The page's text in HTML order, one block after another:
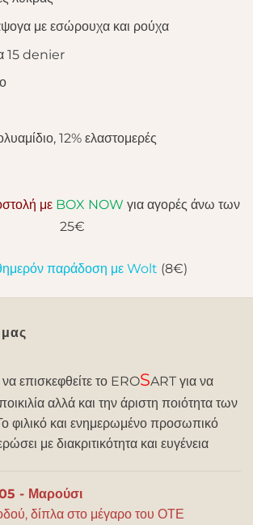
με εσώρουχα και ρούχα
15 denier
12% ελαστομερές
με BOX NOW για αγορές άνω των
25€
παράδοση με Wolt (8€)
επισκεφθείτε το EROSART για να
αλλά και την άριστη ποιότητα των
φιλικό και ενημερωμένο προσωπικό
με διακριτικότητα και ευγένεια
- Μαρούσι
δίπλα στο μέγαρο του ΟΤΕ